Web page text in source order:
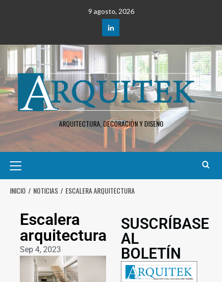
9 agosto, 2026
ARQUITECTURA, DECORACIÒN Y DISEÑO
INICIO NOTICIAS ESCALERA ARQUITECTURA
Escalera
arquitectura
Sep 4, 2023
SUSCRÍBASE
AL
BOLETÍN